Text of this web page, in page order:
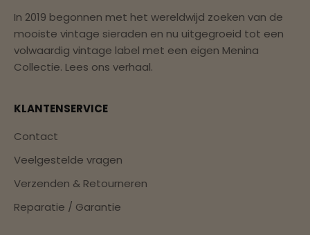
In 2019 begonnen met het wereldwijd zoeken van de
mooiste vintage sieraden en nu uitgegroeid tot een
volwaardig vintage label met een eigen Menina
Collectie. Lees ons verhaal.
KLANTENSERVICE
Contact
Veelgestelde vragen
Verzenden & Retourneren
Reparatie / Garantie